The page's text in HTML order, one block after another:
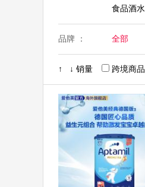
食品酒水
品牌 ： 全部
GNC健安
澳源优驰
EZZ
↑ ↓ 销量 跨境商品